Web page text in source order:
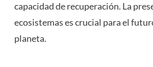
capacidad de recuperación. La
ecosistemas es crucial para el
planeta.